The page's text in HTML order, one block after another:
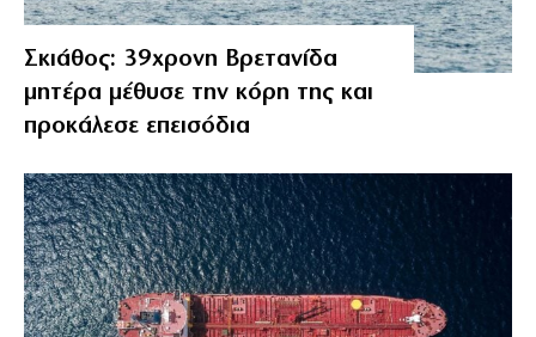
Σκιάθος: 39χρονη Βρετανίδα
μητέρα μέθυσε την κόρη της και
προκάλεσε επεισόδια